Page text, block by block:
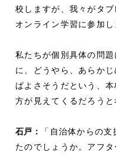
校しますが、我々がタ
オンライン学習に参加し
私たちが個別具体の問
に、どうやら、あらか
ばよさそうだという、
方が見えてくるだろうと
石戸：
「自治体からの
たのでしょうか。アフ